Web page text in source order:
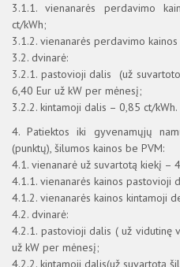
3.1.1. vienanarės perdavimo
ct/kWh;
3.1.2. vienanarės perdavimo
3.2. dvinarė:
3.2.1. pastovioji dalis (už
6,40 Eur už kW per mėnesį;
3.2.2. kintamoji dalis – 0,85 ct/kWh.
4. Patiektos iki gyvenamųjų
(punktų), šilumos kainos be PVM:
4.1. vienanarė už suvartotą kiekį –
4.1.1. vienanarės kainos pastovioji
4.1.2. vienanarės kainos kintamoji
4.2. dvinarė:
4.2.1. pastovioji dalis ( už vidutinę
už kW per mėnesį;
4.2.2. kintamoji dalis(už suvartotą